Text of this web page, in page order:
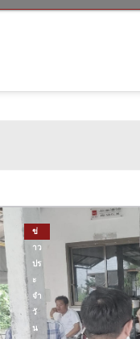
ข่
าว
ปร
ะ
จำ
วั
น